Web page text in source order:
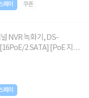
페이 쿠폰
NVR 녹화기, DS-
2 SATA] [PoE 지
페이